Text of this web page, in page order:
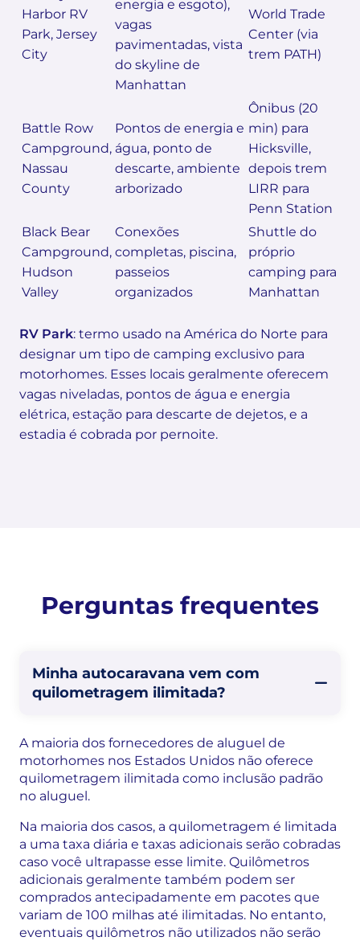
Harbor RV
Park, Jersey
City
energia e esgoto),
vagas
pavimentadas, vista
do skyline de
Manhattan
World Trade
Center (via
trem PATH)
Battle Row
Campground,
Nassau
County
Pontos de energia e
água, ponto de
descarte, ambiente
arborizado
Ônibus (20
min) para
Hicksville,
depois trem
LIRR para
Penn Station
Black Bear
Campground,
Hudson
Valley
Conexões
completas, piscina,
passeios
organizados
Shuttle do
próprio
camping para
Manhattan
RV Park: termo usado na América do Norte para
designar um tipo de camping exclusivo para
motorhomes. Esses locais geralmente oferecem
vagas niveladas, pontos de água e energia
elétrica, estação para descarte de dejetos, e a
estadia é cobrada por pernoite.
Perguntas frequentes
Minha autocaravana vem com
quilometragem ilimitada?
A maioria dos fornecedores de aluguel de
motorhomes nos Estados Unidos não oferece
quilometragem ilimitada como inclusão padrão
no aluguel.
Na maioria dos casos, a quilometragem é limitada
a uma taxa diária e taxas adicionais serão cobradas
caso você ultrapasse esse limite. Quilômetros
adicionais geralmente também podem ser
comprados antecipadamente em pacotes que
variam de 100 milhas até ilimitadas. No entanto,
eventuais quilômetros não utilizados não serão